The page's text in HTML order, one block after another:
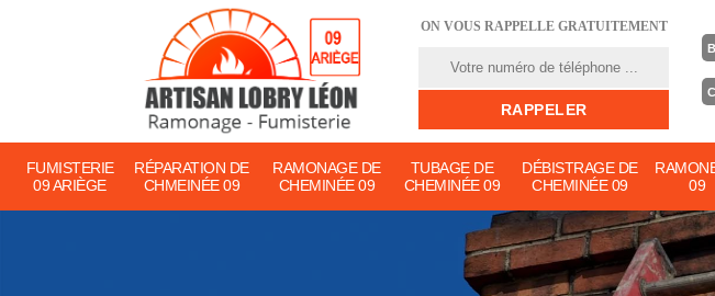
ON VOUS RAPPELLE GRATUITEMENT
FUMISTERIE
09 ARIÈGE
RÉPARATION DE
CHMEINÉE 09
RAMONAGE DE
CHEMINÉE 09
TUBAGE DE
CHEMINÉE 09
DÉBISTRAGE DE
CHEMINÉE 09
09